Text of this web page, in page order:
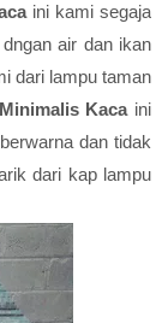
ini kami segaja
air dan ikan
dari lampu taman
Kacaini
dan tidak
dari kap lampu